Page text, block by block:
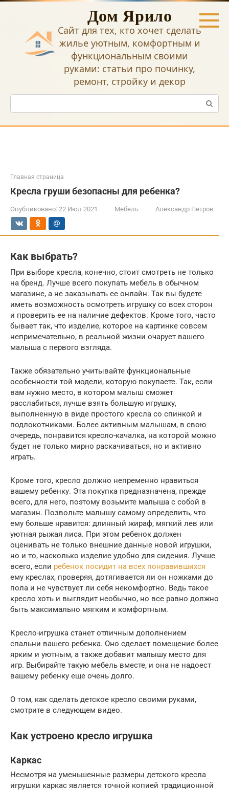
Перейти
Дом Ярило
Сайт для тех, кто хочет сделать
жилье уютным, комфортным и
функциональным своими
руками: статьи про починку,
ремонт, стройку и декор
Поиск:
Главная страница
Кресла груши безопасны для ребенка?
Опубликовано: 22 Июл 2021 Мебель Александр Петров
Как выбрать?
При выборе кресла, конечно, стоит смотреть не только
на бренд. Лучше всего покупать мебель в обычном
магазине, а не заказывать ее онлайн. Так вы будете
иметь возможность осмотреть игрушку со всех сторон
и проверить ее на наличие дефектов. Кроме того, часто
бывает так, что изделие, которое на картинке совсем
непримечательно, в реальной жизни очарует вашего
малыша с первого взгляда.
Также обязательно учитывайте функциональные
особенности той модели, которую покупаете. Так, если
вам нужно место, в котором малыш сможет
расслабиться, лучше взять большую игрушку,
выполненную в виде простого кресла со спинкой и
подлокотниками. Более активным малышам, в свою
очередь, понравится кресло-качалка, на которой можно
будет не только мирно раскачиваться, но и активно
играть.
Кроме того, кресло должно непременно нравиться
вашему ребенку. Эта покупка предназначена, прежде
всего, для него, поэтому возьмите малыша с собой в
магазин. Позвольте малышу самому определить, что
ему больше нравится: длинный жираф, мягкий лев или
уютная рыжая лиса. При этом ребенок должен
оценивать не только внешние данные новой игрушки,
но и то, насколько изделие удобно для сидения. Лучше
всего, если ребенок посидит на всех понравившихся
ему креслах, проверяя, дотягивается ли он ножками до
пола и не чувствует ли себя некомфортно. Ведь такое
кресло хоть и выглядит необычно, но все равно должно
быть максимально мягким и комфортным.
Кресло-игрушка станет отличным дополнением
спальни вашего ребенка. Оно сделает помещение более
ярким и уютным, а также добавит малышу место для
игр. Выбирайте такую мебель вместе, и она не надоест
вашему ребенку еще очень долго.
О том, как сделать детское кресло своими руками,
смотрите в следующем видео.
Как устроено кресло игрушка
Каркас
Несмотря на уменьшенные размеры детского кресла
игрушки каркас является точной копией традиционной